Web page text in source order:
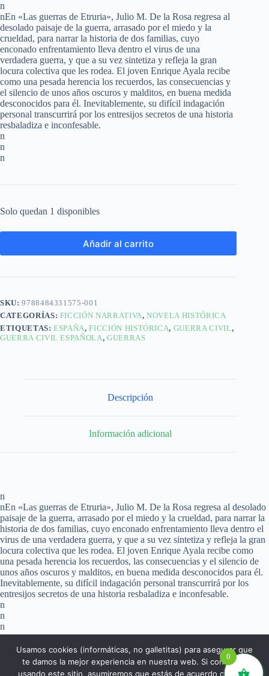
n
nEn «Las guerras de Etruria», Julio M. De la Rosa regresa al
desolado paisaje de la guerra, arrasado por el miedo y la
crueldad, para narrar la historia de dos familias, cuyo
enconado enfrentamiento lleva dentro el virus de una
verdadera guerra, y que a su vez sintetiza y refleja la gran
locura colectiva que les rodea. El joven Enrique Ayala recibe
como una pesada herencia los recuerdos, las consecuencias y
el silencio de unos años oscuros y malditos, en buena medida
desconocidos para él. Inevitablemente, su difícil indagación
personal transcurrirá por los entresijos secretos de una historia
resbaladiza e inconfesable.
n
n
n
Solo quedan 1 disponibles
Añadir al carrito
SKU:9788484331575-001
CATEGORÍAS: FICCIÓN NARRATIVA,NOVELA HISTÓRICA
ETIQUETAS:ESPAÑA,FICCIÓN HISTÓRICA, GUERRA CIVIL,
GUERRA CIVIL ESPAÑOLA, GUERRAS
Descripción
Información adicional
n
nEn «Las guerras de Etruria», Julio M. De la Rosa regresa al desolado
paisaje de la guerra, arrasado por el miedo y la crueldad, para narrar la
historia de dos familias, cuyo enconado enfrentamiento lleva dentro el
virus de una verdadera guerra, y que a su vez sintetiza y refleja la gran
locura colectiva que les rodea. El joven Enrique Ayala recibe como
una pesada herencia los recuerdos, las consecuencias y el silencio de
unos años oscuros y malditos, en buena medida desconocidos para él.
Inevitablemente, su difícil indagación personal transcurrirá por los
entresijos secretos de una historia resbaladiza e inconfesable.
n
n
n
0
Usamos cookies (informáticas, no galletitas) para asegurar que
te damos la mejor experiencia en nuestra web. Si continúas
usando este sitio, asumiremos que estás de acuerdo con ello.